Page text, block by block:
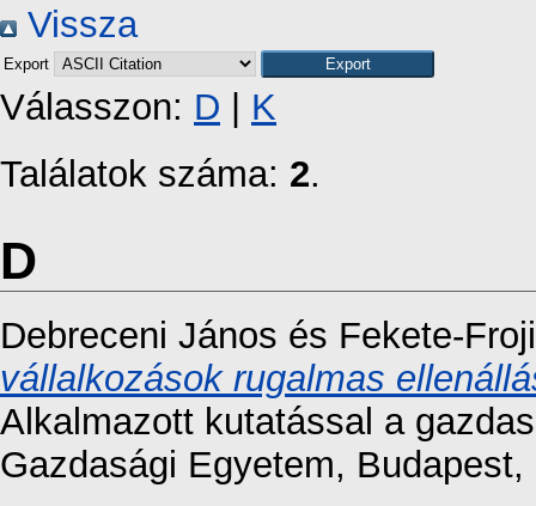
Vissza
Export
Válasszon: D
K
Találatok száma: 2.
D
Debreceni János és Fekete-
vállalkozások rugalmas
Alkalmazott kutatással a
Gazdasági Egyetem,